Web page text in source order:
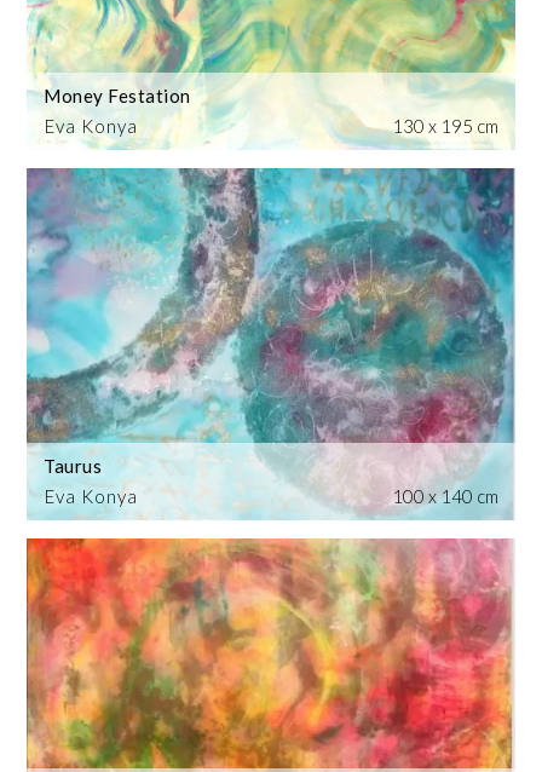
Eva Konya
Money Festation
130 x 195 cm
Eva Konya
Taurus
100 x 140 cm